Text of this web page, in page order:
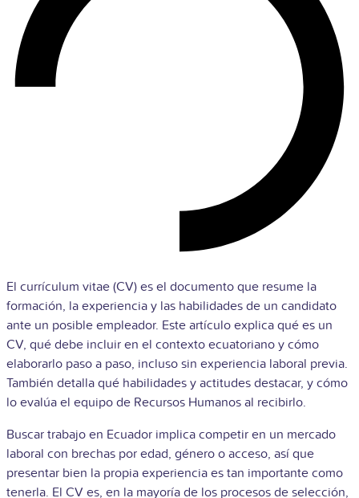
El currículum vitae (CV) es el documento que resume la
formación, la experiencia y las habilidades de un candidato
ante un posible empleador. Este artículo explica qué es un
CV, qué debe incluir en el contexto ecuatoriano y cómo
elaborarlo paso a paso, incluso sin experiencia laboral previa.
También detalla qué habilidades y actitudes destacar, y cómo
lo evalúa el equipo de Recursos Humanos al recibirlo.
Buscar trabajo en Ecuador implica competir en un mercado
laboral con brechas por edad, género o acceso, así que
presentar bien la propia experiencia es tan importante como
tenerla. El CV es, en la mayoría de los procesos de selección,